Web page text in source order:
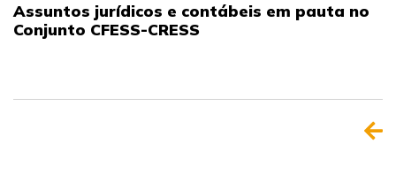
Assuntos jurídicos e contábeis em pauta no
Conjunto CFESS-CRESS